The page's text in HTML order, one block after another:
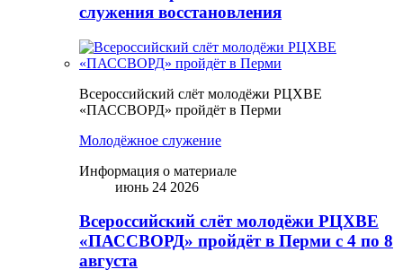
служения восстановления
Всероссийский слёт молодёжи РЦХВЕ
«ПАССВОРД» пройдёт в Перми
Молодёжное служение
Информация о материале
июнь 24 2026
Всероссийский слёт молодёжи РЦХВЕ
«ПАССВОРД» пройдёт в Перми с 4 по 8
августа